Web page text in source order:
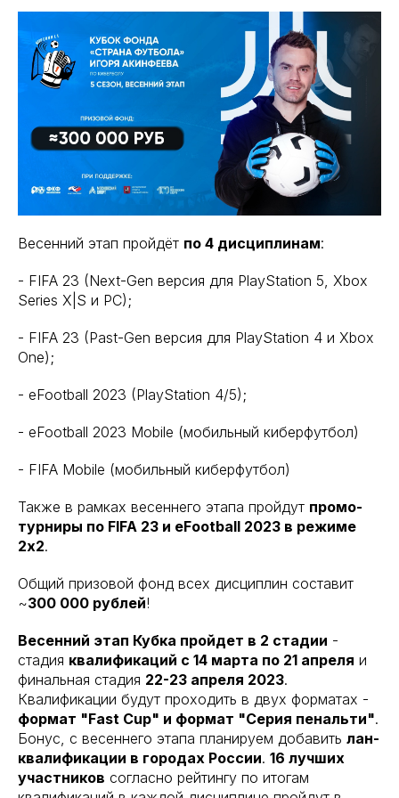
Весенний этап пройдёт по 4 дисциплинам:
- FIFA 23 (Next-Gen версия для PlayStation 5, Xbox
Series X|S и PC);
- FIFA 23 (Past-Gen версия для PlayStation 4 и Xbox
One);
- eFootball 2023 (PlayStation 4/5);
- eFootball 2023 Mobile (мобильный киберфутбол)
- FIFA Mobile (мобильный киберфутбол)
Также в рамках весеннего этапа пройдут промо-
турниры по FIFA 23 и eFootball 2023 в режиме
2х2.
Общий призовой фонд всех дисциплин составит
~300 000 рублей!
Весенний этап Кубка пройдет в 2 стадии -
стадия квалификаций c 14 марта по 21 апреля и
финальная стадия 22-23 апреля 2023.
Квалификации будут проходить в двух форматах -
формат "Fast Cup" и формат "Серия пенальти".
Бонус, с весеннего этапа планируем добавить лан-
квалификации в городах России. 16 лучших
участников согласно рейтингу по итогам